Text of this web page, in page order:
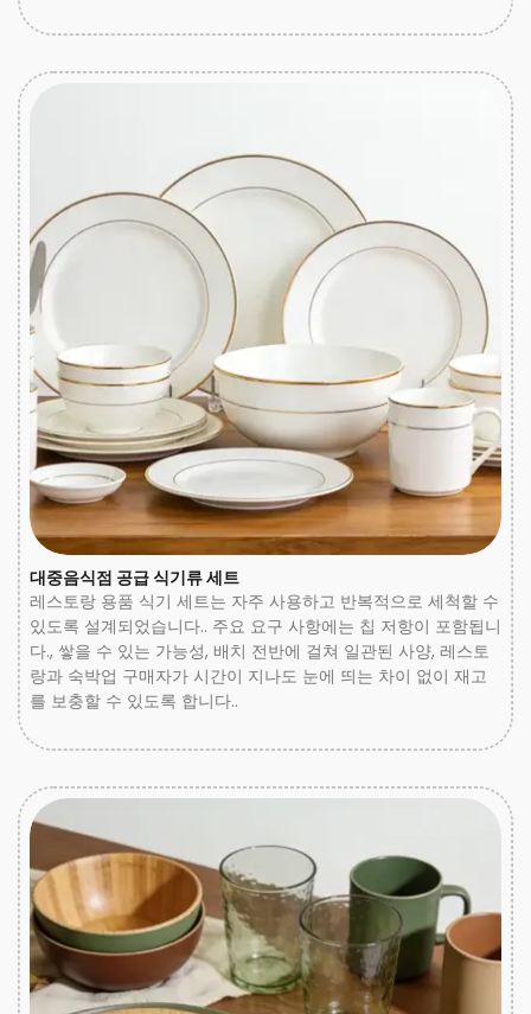
대중음식점 공급 식기류 세트
레스토랑 용품 식기 세트는 자주 사용하고 반복적으로 세척할 수
있도록 설계되었습니다.. 주요 요구 사항에는 칩 저항이 포함됩니
다., 쌓을 수 있는 가능성, 배치 전반에 걸쳐 일관된 사양, 레스토
랑과 숙박업 구매자가 시간이 지나도 눈에 띄는 차이 없이 재고
를 보충할 수 있도록 합니다..